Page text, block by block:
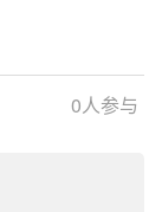
0人参与